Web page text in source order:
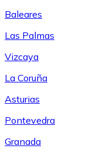
Baleares
Las Palmas
Vizcaya
La Coruña
Asturias
Pontevedra
Granada